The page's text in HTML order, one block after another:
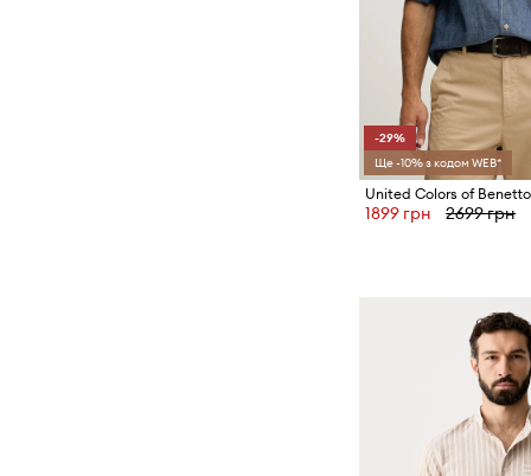
-29%
Ще -10% з кодом WEB*
1899 грн 2699 грн